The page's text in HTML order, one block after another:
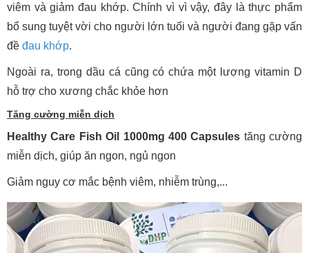
viêm và giảm đau khớp. Chính vì vì vậy, đây là thực phẩm
bổ sung tuyệt vời cho người lớn tuổi và người đang gặp vấn
đề đau khớp.
Ngoài ra, trong dầu cá cũng có chứa một lượng vitamin D
hỗ trợ cho xương chắc khỏe hơn
Tăng cường miễn dịch
Healthy Care Fish Oil 1000mg 400 Capsules tăng cường
miễn dịch, giúp ăn ngon, ngủ ngon
Giảm nguy cơ mắc bệnh viêm, nhiễm trùng,...